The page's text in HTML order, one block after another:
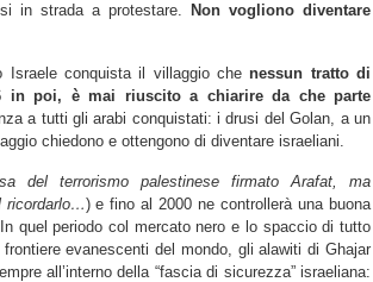
in strada a protestare.
Non vogliono diventare
Israele conquista il villaggio chenessun tratto di
in poi, è mai riuscito a chiarire da che parte
a tutti gli arabi conquistati: i drusi del Golan, a un
chiedono e ottengono di diventare israeliani.
del terrorismo palestinese firmato Arafat, ma
ricordarlo…) e fino al 2000 ne controllerà una buona
quel periodo col mercato nero e lo spaccio di tutto
evanescenti del mondo, gli alawiti di Ghajar
all’interno della “fascia di sicurezza” israeliana: